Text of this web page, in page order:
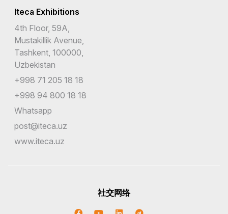
Iteca Exhibitions
4th Floor, 59A,
Mustakillik Avenue,
Tashkent, 100000,
Uzbekistan
+998 71 205 18 18
+998 94 800 18 18
Whatsapp
post@iteca.uz
www.iteca.uz
社交网络